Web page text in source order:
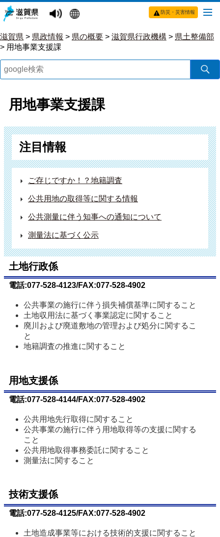
防災・災害情報
滋賀県 > 県政情報 > 県の概要 > 滋賀県行政機構 > 県土整備部
> 用地事業支援課
用地事業支援課
注目情報
ご存じですか！？地籍調査
公共用地の取得等に関する情報
公共測量に伴う知事への通知について
測量法に基づく公示
土地行政係
電話:077-528-4123/FAX:077-528-4902
公共事業の施行に伴う損失補償基準に関すること
土地収用法に基づく事業認定に関すること
廃川および廃道敷地の管理および処分に関するこ
と
地籍調査の推進に関すること
用地支援係
電話:077-528-4144/FAX:077-528-4902
公共用地先行取得に関すること
公共事業の施行に伴う用地取得等の支援に関する
こと
公共用地取得事務委託に関すること
測量法に関すること
技術支援係
電話:077-528-4125/FAX:077-528-4902
土地造成事業等における技術的支援に関すること